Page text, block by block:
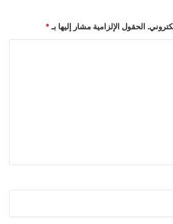
الحقول الإلزامية مشار إليها بـ *